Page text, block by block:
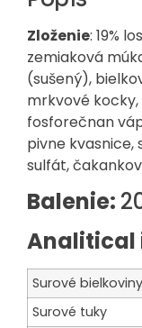
Zloženie: 19%
zemiaková
(sušený),
mrkvové
fosforečnan
pivne kvasnice,
sulfát,
Balenie:
Analitical
Surové bielkoviny
Surové tuky